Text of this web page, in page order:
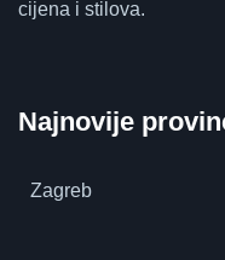
cijena i stilova.
Najnovije
Zagreb